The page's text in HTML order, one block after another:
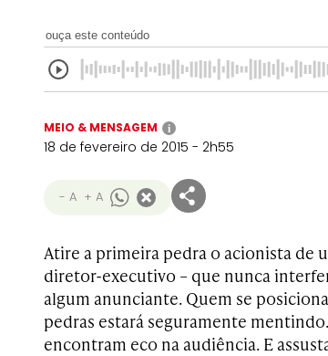
ouça este conteúdo
MEIO & MENSAGEM i
18 de fevereiro de 2015 - 2h55
- A + A
Atire a primeira pedra o acionista de
diretor-executivo – que nunca
algum anunciante. Quem se
pedras estará seguramente
encontram eco na audiência. E